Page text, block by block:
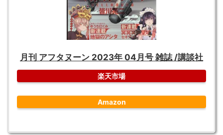
月刊 アフタヌーン 2023年 04月号 雑誌 /講談社
楽天市場
Amazon